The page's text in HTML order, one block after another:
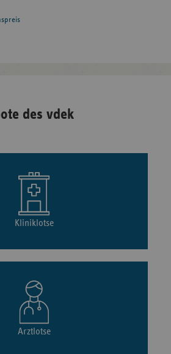
des vdek
Kliniklotse
Arztlotse